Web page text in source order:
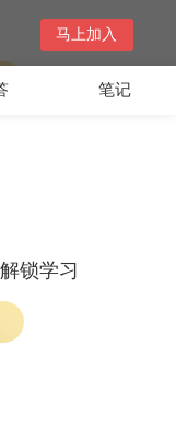
马上加入
锁学习
笔记
锁学习